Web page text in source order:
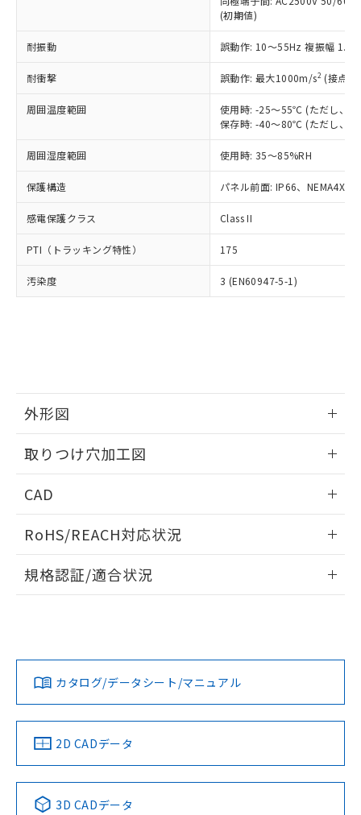
(初期値)
耐振動 誤動作: 10～55Hz 複振幅
耐衝撃 誤動作: 最大1000m/s2 (接点
周囲温度範囲
使用時: -25～55℃ (ただし、氷
保存時: -40～80℃ (ただし、氷
周囲湿度範囲 使用時: 35～85%RH
保護構造 パネル前面: IP66、NEMA4X,
感電保護クラス Class II
PTI（トラッキング特性） 175
汚染度 3 (EN60947-5-1)
外形図
取りつけ穴加工図
CAD
ドすることができます。
ログイン/会員登録
ダウンロードデータをご利用いただく前に、以下を必ずお読
みください。
ソフトウェアの使用条件
RoHS/REACH対応状況
EU RoHS 注意事項・凡例
対応済み
中国 RoHS 注意事項・凡例
規格認証/適合状況
LR型式承認
（イギリス
船舶規格）
DNV型式承認
（ノルウェー
BV型式承認
（フランス
KR型式
（韓国
No No No No
カタログ/データシート/マニュアル
2D CADデータ
3D CADデータ
正式な納期状況および標準価格はお客
様のお取引先、またはお客様担当のオ
ムロン制御機器販売店・当社販売員に
オムロン制御機器販売店や当社販売拠
販売ネットワーク
」をご確認
事前の承諾なく第三者に漏洩または開
示しないようお願いします。
マイパーツ機能（部品リスト作成サー
ビス）をご利用いただくには、I-Web
メンバーズにご登録されている必要が
あります。
お客様が当ウェブサイト上で当社にご
登録された部品リストについて、当社
および当社の共同利用者が、当社の製
(PBDE) 1000ppm以下、フタル酸ビス(2-エチルヘキシ
ル) (DEHP)(別名：DOP) 1000ppm以下、フタル酸ブチ
（DBP） 1000ppm以下、フタル酸ジイソブチル
但し、RoHS指令で産業用監視および制御機器に対する
フタル酸エステル類の４物質については閾値を超える意
図的な使用がないことを確認しています。
※2 対応予定月
部品在庫の切り替え状況などにより、予定
月が前後することがあります。
※3 非含有証明書ダウンロード
※本証明書は発行日時点で非含有を証明す
るもので、過去に遡って非含有を証明する
また、RoHS指令のフタル酸エステル類４
物質の対応では、対応完了までの期間は出
荷製品に未対応品が混在することから備考
既に当社にて対応品への在庫切替を完了
していることから、特段のことがない限
り、2022年1月12日より割愛しておりま
ニル類) : 1000ppm、 PBDEs(ポリ臭化ジフェニルエーテ
イソブチル) : 1000ppm、 BBP(フタル酸ブチルベンジ
DEHP(フタル酸ビス(2-エチルヘキシル)) : 1000ppm
「ｅ」：有害物質（10物質）のすべてが基
準値以下であることを示します。
「10」：通常の使用状況下において有害物
質が外部に漏えいし、環境に深刻な影響を
及ぼさない年数を意味します。
い合わせください。
当社は規制貨物を破棄する場合は、完
全に破砕するなど、違法に輸出されな
いよう必要な手段を講じます。
当社は貴社製品を、核兵器、ミサイ
ル、化学兵器、生物兵器またはその他
武器並びにこれらの製造装置等に一切
当社は、貴社製品を第三者に販売する
場合は、上記1、2および3の内容を当
該第三者に通知します。また当社は、
販売先および販売に係わる関係者が違
り引きをいたしません。
一定数以上の在庫あり
一定数には満たないが在庫あり
在庫なし(最新の在庫状況につ
いては、お客様のお取引先、ま
たはお客様担当のオムロン制御
機器販売店・当社販売員にご確
白
受注生産機種、また在庫状況の
情報を公開していない機種